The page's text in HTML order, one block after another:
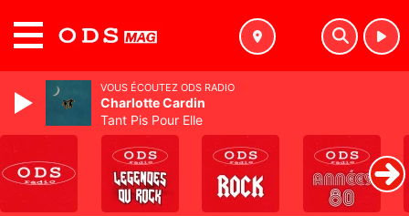
VOUS ÉCOUTEZ ODS RADIO
Charlotte Cardin
Tant Pis Pour Elle